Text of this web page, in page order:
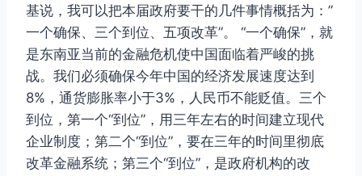
基说，我可以把本届政府要干的几件事情概括为：”
一个确保、三个到位、五项改革”。 “一个确保”，就
是东南亚当前的金融危机使中国面临着严峻的挑
战。我们必须确保今年中国的经济发展速度达到
8%，通货膨胀率小于3%，人民币不能贬值。三个
到位，第一个“到位”，用三年左右的时间建立现代
企业制度；第二个“到位”，要在三年的时间里彻底
改革金融系统；第三个“到位”，是政府机构的改